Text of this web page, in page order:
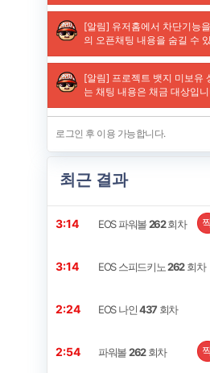
최근 결과
3:14 EOS 파워볼262회차
3:14 EOS 스피드키노262회차
2:24 EOS 나인437 회차
2:54 파워볼262회차